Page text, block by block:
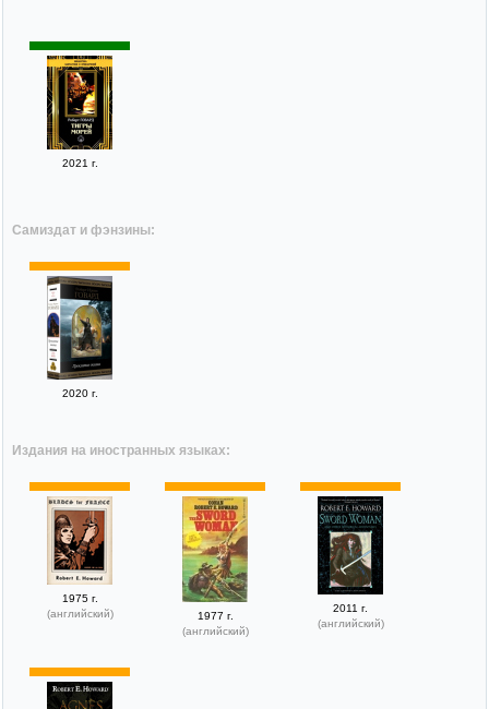
2021 г.
Самиздат и фэнзины:
2020 г.
Издания на иностранных языках:
1975 г.
(английский)
1977 г.
(английский)
2011 г.
(английский)